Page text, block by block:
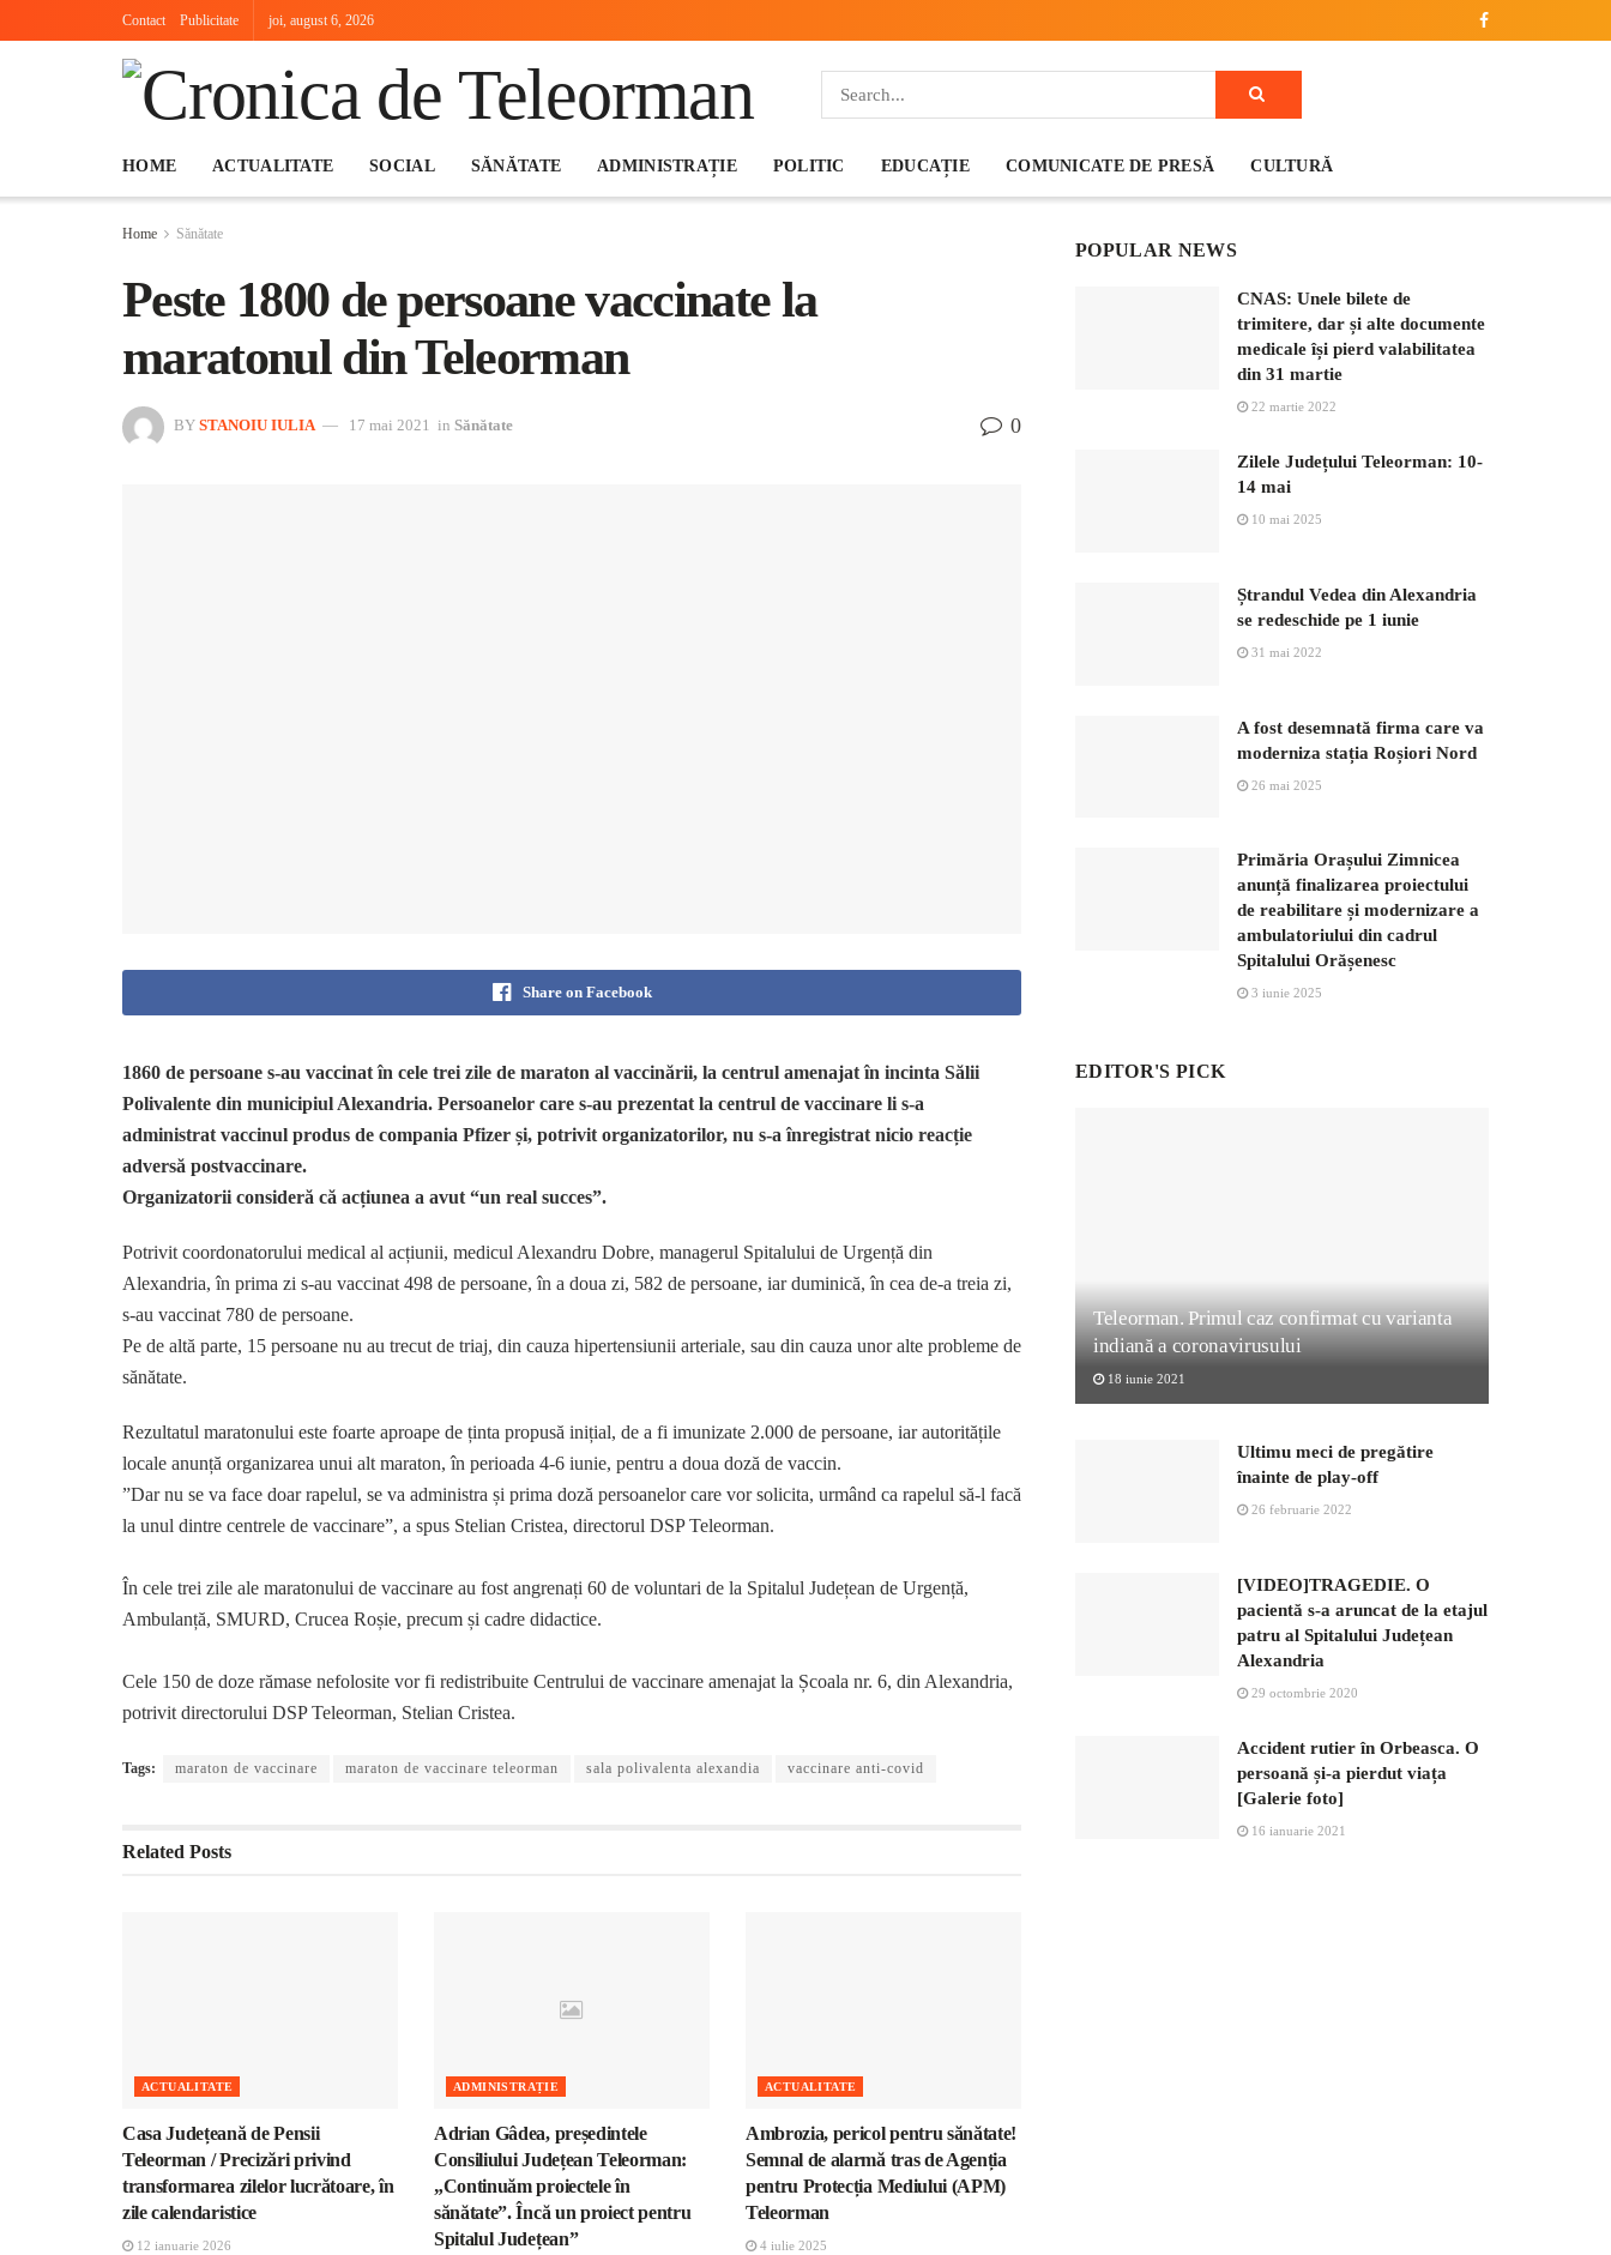
Contact Publicitate joi, august 6, 2026
HOME ACTUALITATE SOCIAL SĂNĂTATE ADMINISTRAȚIE POLITIC EDUCAȚIE COMUNICATE DE PRESĂ CULTURĂ
Home Sănătate
Peste 1800 de persoane vaccinate la
maratonul din Teleorman
BY STANOIU IULIA 17 mai 2021 in Sănătate 0
Share on Facebook
1860 de persoane s-au vaccinat în cele trei zile de maraton al vaccinării, la centrul amenajat în incinta Sălii
Polivalente din municipiul Alexandria. Persoanelor care s-au prezentat la centrul de vaccinare li s-a
administrat vaccinul produs de compania Pfizer și, potrivit organizatorilor, nu s-a înregistrat nicio reacție
adversă postvaccinare.
Organizatorii consideră că acțiunea a avut “un real succes”.
Potrivit coordonatorului medical al acțiunii, medicul Alexandru Dobre, managerul Spitalului de Urgență din
Alexandria, în prima zi s-au vaccinat 498 de persoane, în a doua zi, 582 de persoane, iar duminică, în cea de-a treia zi,
s-au vaccinat 780 de persoane.
Pe de altă parte, 15 persoane nu au trecut de triaj, din cauza hipertensiunii arteriale, sau din cauza unor alte probleme de
sănătate.
Rezultatul maratonului este foarte aproape de ținta propusă inițial, de a fi imunizate 2.000 de persoane, iar autoritățile
locale anunță organizarea unui alt maraton, în perioada 4-6 iunie, pentru a doua doză de vaccin.
”Dar nu se va face doar rapelul, se va administra și prima doză persoanelor care vor solicita, urmând ca rapelul să-l facă
la unul dintre centrele de vaccinare”, a spus Stelian Cristea, directorul DSP Teleorman.
În cele trei zile ale maratonului de vaccinare au fost angrenați 60 de voluntari de la Spitalul Județean de Urgență,
Ambulanță, SMURD, Crucea Roșie, precum și cadre didactice.
Cele 150 de doze rămase nefolosite vor fi redistribuite Centrului de vaccinare amenajat la Școala nr. 6, din Alexandria,
potrivit directorului DSP Teleorman, Stelian Cristea.
Tags: maraton de vaccinare maraton de vaccinare teleorman sala polivalenta alexandia vaccinare anti-covid
Related Posts
ACTUALITATE
Casa Județeană de Pensii
Teleorman / Precizări privind
transformarea zilelor lucrătoare, în
zile calendaristice
12 ianuarie 2026
ADMINISTRAȚIE
Adrian Gâdea, președintele
Consiliului Județean Teleorman:
„Continuăm proiectele în
sănătate”. Încă un proiect pentru
Spitalul Județean”
ACTUALITATE
Ambrozia, pericol pentru sănătate!
Semnal de alarmă tras de Agenția
pentru Protecția Mediului (APM)
Teleorman
4 iulie 2025
POPULAR NEWS
CNAS: Unele bilete de
trimitere, dar și alte documente
medicale își pierd valabilitatea
din 31 martie
22 martie 2022
Zilele Județului Teleorman: 10-
14 mai
10 mai 2025
Ștrandul Vedea din Alexandria
se redeschide pe 1 iunie
31 mai 2022
A fost desemnată firma care va
moderniza stația Roșiori Nord
26 mai 2025
Primăria Orașului Zimnicea
anunță finalizarea proiectului
de reabilitare și modernizare a
ambulatoriului din cadrul
Spitalului Orășenesc
3 iunie 2025
EDITOR'S PICK
Teleorman. Primul caz confirmat cu varianta
indiană a coronavirusului
18 iunie 2021
Ultimu meci de pregătire
înainte de play-off
26 februarie 2022
[VIDEO]TRAGEDIE. O
pacientă s-a aruncat de la etajul
patru al Spitalului Județean
Alexandria
29 octombrie 2020
Accident rutier în Orbeasca. O
persoană și-a pierdut viața
[Galerie foto]
16 ianuarie 2021